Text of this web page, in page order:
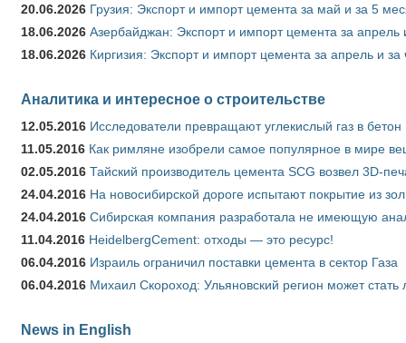
20.06.2026 Грузия: Экспорт и импорт цемента за май и за 5
18.06.2026 Азербайджан: Экспорт и импорт цемента за
18.06.2026 Киргизия: Экспорт и импорт цемента за апрель и
Аналитика и интересное о строительстве
12.05.2016 Исследователи превращают углекислый газ в бетон
11.05.2016 Как римляне изобрели самое популярное в мире
02.05.2016 Тайский производитель цемента SCG возвел 3D-
24.04.2016 На новосибирской дороге испытают покрытие из
24.04.2016 Сибирская компания разработала не имеющую
11.04.2016 HeidelbergCement: отходы — это ресурс!
06.04.2016 Израиль ограничил поставки цемента в сектор Газа
06.04.2016 Михаил Скороход: Ульяновский регион может
News in English